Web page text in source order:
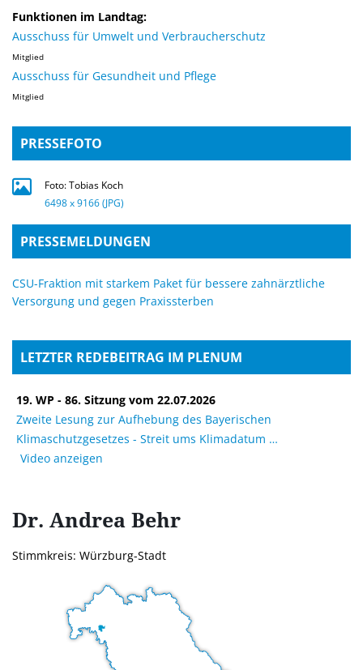
Funktionen im Landtag:
Ausschuss für Umwelt und Verbraucherschutz
Mitglied
Ausschuss für Gesundheit und Pflege
Mitglied
PRESSEFOTO
Foto: Tobias Koch
6498 x 9166 (JPG)
PRESSEMELDUNGEN
CSU-Fraktion mit starkem Paket für bessere zahnärztliche
Versorgung und gegen Praxissterben
LETZTER REDEBEITRAG IM PLENUM
19. WP - 86. Sitzung vom 22.07.2026
Zweite Lesung zur Aufhebung des Bayerischen
Klimaschutzgesetzes - Streit ums Klimadatum
Video anzeigen
Dr. Andrea Behr
Stimmkreis: Würzburg-Stadt